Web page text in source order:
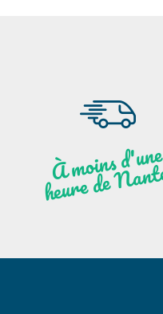
moi
ns
d'u
ne
heu
re
de
N
a